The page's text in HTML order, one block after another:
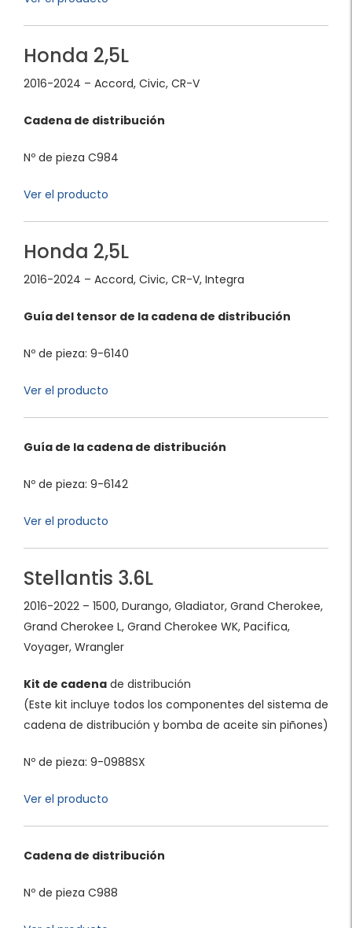
Honda 2,5L
2016-2024 – Accord, Civic, CR-V
Cadena de distribución
Nº de pieza C984
Ver el producto
Honda 2,5L
2016-2024 – Accord, Civic, CR-V, Integra
Guía del tensor de la cadena de distribución
Nº de pieza: 9-6140
Ver el producto
Guía de la cadena de distribución
Nº de pieza: 9-6142
Ver el producto
Stellantis 3.6L
2016-2022 – 1500, Durango, Gladiator, Grand Cherokee,
Grand Cherokee L, Grand Cherokee WK, Pacifica,
Voyager, Wrangler
Kit de cadena de distribución
(Este kit incluye todos los componentes del sistema de
cadena de distribución y bomba de aceite sin piñones)
Nº de pieza: 9-0988SX
Ver el producto
Cadena de distribución
Nº de pieza C988